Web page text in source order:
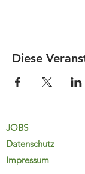
Diese
JOBS
Datenschutz
Impressum